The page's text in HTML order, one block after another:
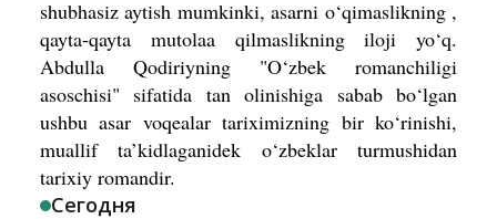
shubhasiz aytish mumkinki, asarni o‘qimaslikning ,
qayta-qayta mutolaa qilmaslikning iloji yo‘q.
Abdulla Qodiriyning "O‘zbek romanchiligi
asoschisi" sifatida tan olinishiga sabab bo‘lgan
ushbu asar voqealar tariximizning bir ko‘rinishi,
muallif ta’kidlaganidek o‘zbeklar turmushidan
tarixiy romandir.
Сегодня